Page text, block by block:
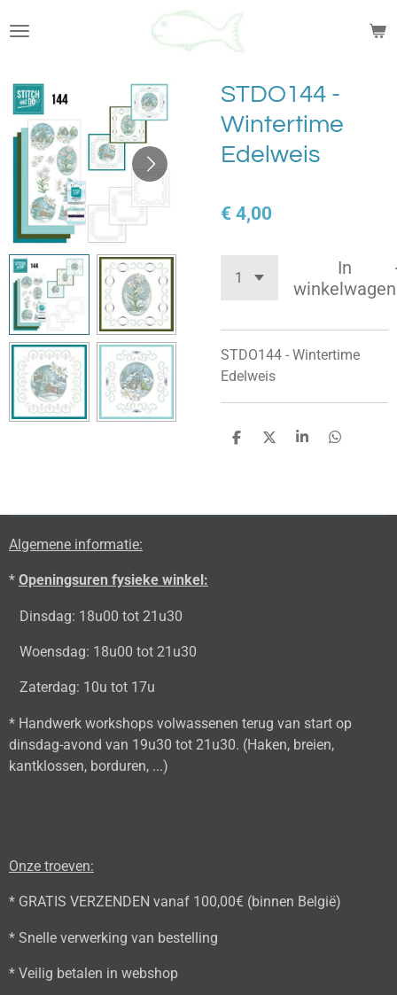
direct
de
hoofdinhoud
STDO144 -
Wintertime
Edelweis
€ 4,00
In
winkelwagen
STDO144 - Wintertime
Edelweis
D
D
S
D
Algemene informatie:
* Openingsuren fysieke winkel:
Dinsdag: 18u00 tot 21u30
Woensdag: 18u00 tot 21u30
Zaterdag: 10u tot 17u
* Handwerk workshops volwassenen terug van start op
dinsdag-avond van 19u30 tot 21u30. (Haken, breien,
kantklossen, borduren, ...)
Onze troeven:
* GRATIS VERZENDEN vanaf 100,00€ (binnen België)
* Snelle verwerking van bestelling
* Veilig betalen in webshop